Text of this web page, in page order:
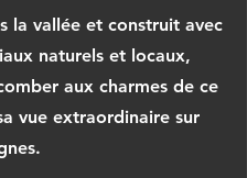
la vallée et construit avec
naturels et locaux,
aux charmes de ce
vue extraordinaire sur